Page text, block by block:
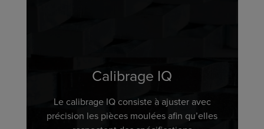
Calibrage IQ
Le calibrage IQ consiste à ajuster avec
précision les pièces moulées afin qu’elles